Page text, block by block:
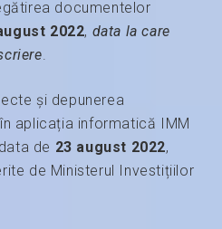
documentelor
2022, data la care
și depunerea
aplicația informatică IMM
de 23 august 2022,
de Ministerul Investițiilor